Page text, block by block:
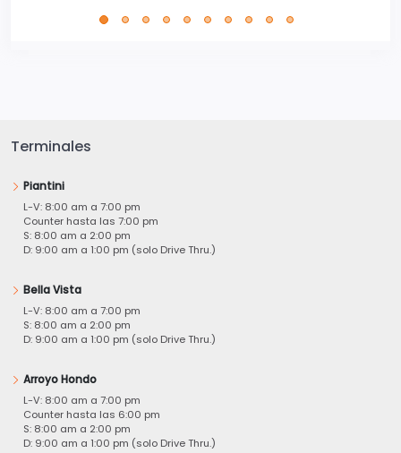
Terminales
Piantini
L-V: 8:00 am a 7:00 pm
Counter hasta las 7:00 pm
S: 8:00 am a 2:00 pm
D: 9:00 am a 1:00 pm (solo Drive Thru.)
Bella Vista
L-V: 8:00 am a 7:00 pm
S: 8:00 am a 2:00 pm
D: 9:00 am a 1:00 pm (solo Drive Thru.)
Arroyo Hondo
L-V: 8:00 am a 7:00 pm
Counter hasta las 6:00 pm
S: 8:00 am a 2:00 pm
D: 9:00 am a 1:00 pm (solo Drive Thru.)